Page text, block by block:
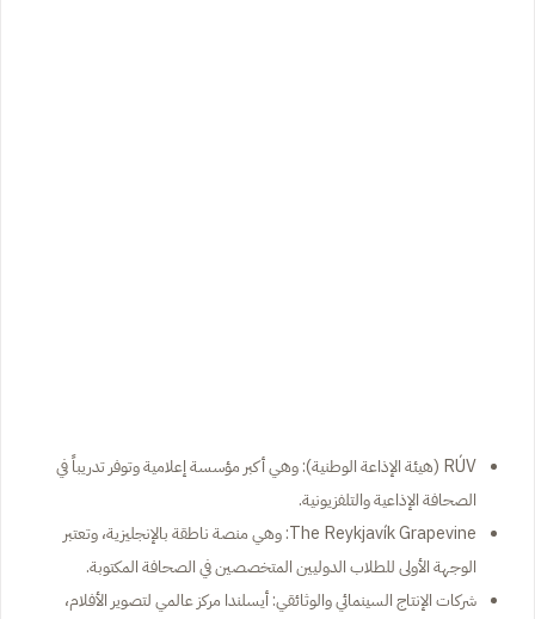
RÚV (هيئة الإذاعة الوطنية): وهي أكبر مؤسسة إعلامية وتوفر تدريباً في
الصحافة الإذاعية والتلفزيونية.
The Reykjavík Grapevine: وهي منصة ناطقة بالإنجليزية، وتعتبر
الوجهة الأولى للطلاب الدوليين المتخصصين في الصحافة المكتوبة.
شركات الإنتاج السينمائي والوثائقي: أيسلندا مركز عالمي لتصوير الأفلام،